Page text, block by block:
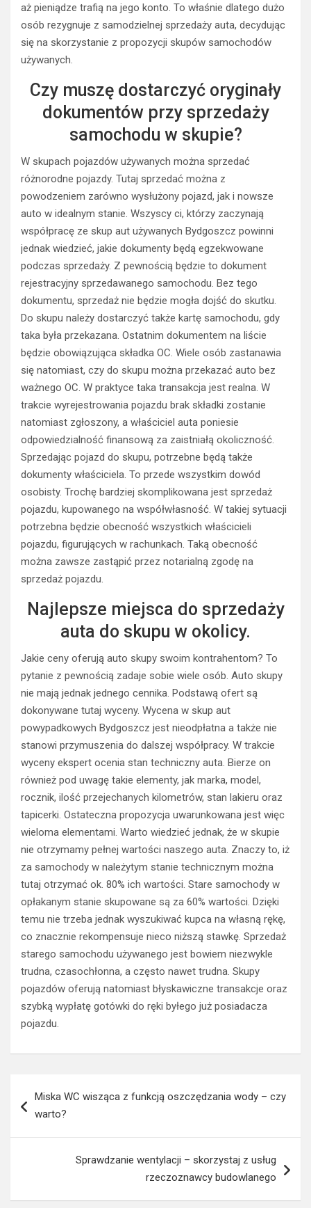
aż pieniądze trafią na jego konto. To właśnie dlatego dużo
osób rezygnuje z samodzielnej sprzedaży auta, decydując
się na skorzystanie z propozycji skupów samochodów
używanych.
Czy muszę dostarczyć oryginały
dokumentów przy sprzedaży
samochodu w skupie?
W skupach pojazdów używanych można sprzedać
różnorodne pojazdy. Tutaj sprzedać można z
powodzeniem zarówno wysłużony pojazd, jak i nowsze
auto w idealnym stanie. Wszyscy ci, którzy zaczynają
współpracę ze skup aut używanych Bydgoszcz powinni
jednak wiedzieć, jakie dokumenty będą egzekwowane
podczas sprzedaży. Z pewnością będzie to dokument
rejestracyjny sprzedawanego samochodu. Bez tego
dokumentu, sprzedaż nie będzie mogła dojść do skutku.
Do skupu należy dostarczyć także kartę samochodu, gdy
taka była przekazana. Ostatnim dokumentem na liście
będzie obowiązująca składka OC. Wiele osób zastanawia
się natomiast, czy do skupu można przekazać auto bez
ważnego OC. W praktyce taka transakcja jest realna. W
trakcie wyrejestrowania pojazdu brak składki zostanie
natomiast zgłoszony, a właściciel auta poniesie
odpowiedzialność finansową za zaistniałą okoliczność.
Sprzedając pojazd do skupu, potrzebne będą także
dokumenty właściciela. To przede wszystkim dowód
osobisty. Trochę bardziej skomplikowana jest sprzedaż
pojazdu, kupowanego na współwłasność. W takiej sytuacji
potrzebna będzie obecność wszystkich właścicieli
pojazdu, figurujących w rachunkach. Taką obecność
można zawsze zastąpić przez notarialną zgodę na
sprzedaż pojazdu.
Najlepsze miejsca do sprzedaży
auta do skupu w okolicy.
Jakie ceny oferują auto skupy swoim kontrahentom? To
pytanie z pewnością zadaje sobie wiele osób. Auto skupy
nie mają jednak jednego cennika. Podstawą ofert są
dokonywane tutaj wyceny. Wycena w skup aut
powypadkowych Bydgoszcz jest nieodpłatna a także nie
stanowi przymuszenia do dalszej współpracy. W trakcie
wyceny ekspert ocenia stan techniczny auta. Bierze on
również pod uwagę takie elementy, jak marka, model,
rocznik, ilość przejechanych kilometrów, stan lakieru oraz
tapicerki. Ostateczna propozycja uwarunkowana jest więc
wieloma elementami. Warto wiedzieć jednak, że w skupie
nie otrzymamy pełnej wartości naszego auta. Znaczy to, iż
za samochody w należytym stanie technicznym można
tutaj otrzymać ok. 80% ich wartości. Stare samochody w
opłakanym stanie skupowane są za 60% wartości. Dzięki
temu nie trzeba jednak wyszukiwać kupca na własną rękę,
co znacznie rekompensuje nieco niższą stawkę. Sprzedaż
starego samochodu używanego jest bowiem niezwykle
trudna, czasochłonna, a często nawet trudna. Skupy
pojazdów oferują natomiast błyskawiczne transakcje oraz
szybką wypłatę gotówki do ręki byłego już posiadacza
pojazdu.
wpisu
Miska WC wisząca z funkcją oszczędzania wody – czy
warto?
Sprawdzanie wentylacji – skorzystaj z usług
rzeczoznawcy budowlanego